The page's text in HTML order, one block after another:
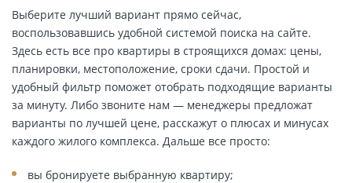
Выберите лучший вариант прямо сейчас,
воспользовавшись удобной системой поиска на сайте.
Здесь есть все про квартиры в строящихся домах: цены,
планировки, местоположение, сроки сдачи. Простой и
удобный фильтр поможет отобрать подходящие варианты
за минуту. Либо звоните нам — менеджеры предложат
варианты по лучшей цене, расскажут о плюсах и минусах
каждого жилого комплекса. Дальше все просто:
вы бронируете выбранную квартиру;